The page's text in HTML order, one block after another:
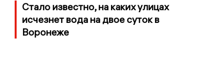
Стало известно, на каких улицах
исчезнет вода на двое суток в
Воронеже